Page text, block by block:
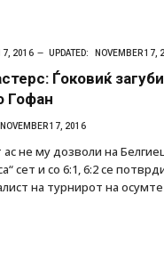
2016 UPDATED: NOVEMBER 17,
Ѓоковиќ
Гофан
NOVEMBER 17, 2016
ас не му дозволи на
сет и со 6:1, 6:2 се
на турнирот на